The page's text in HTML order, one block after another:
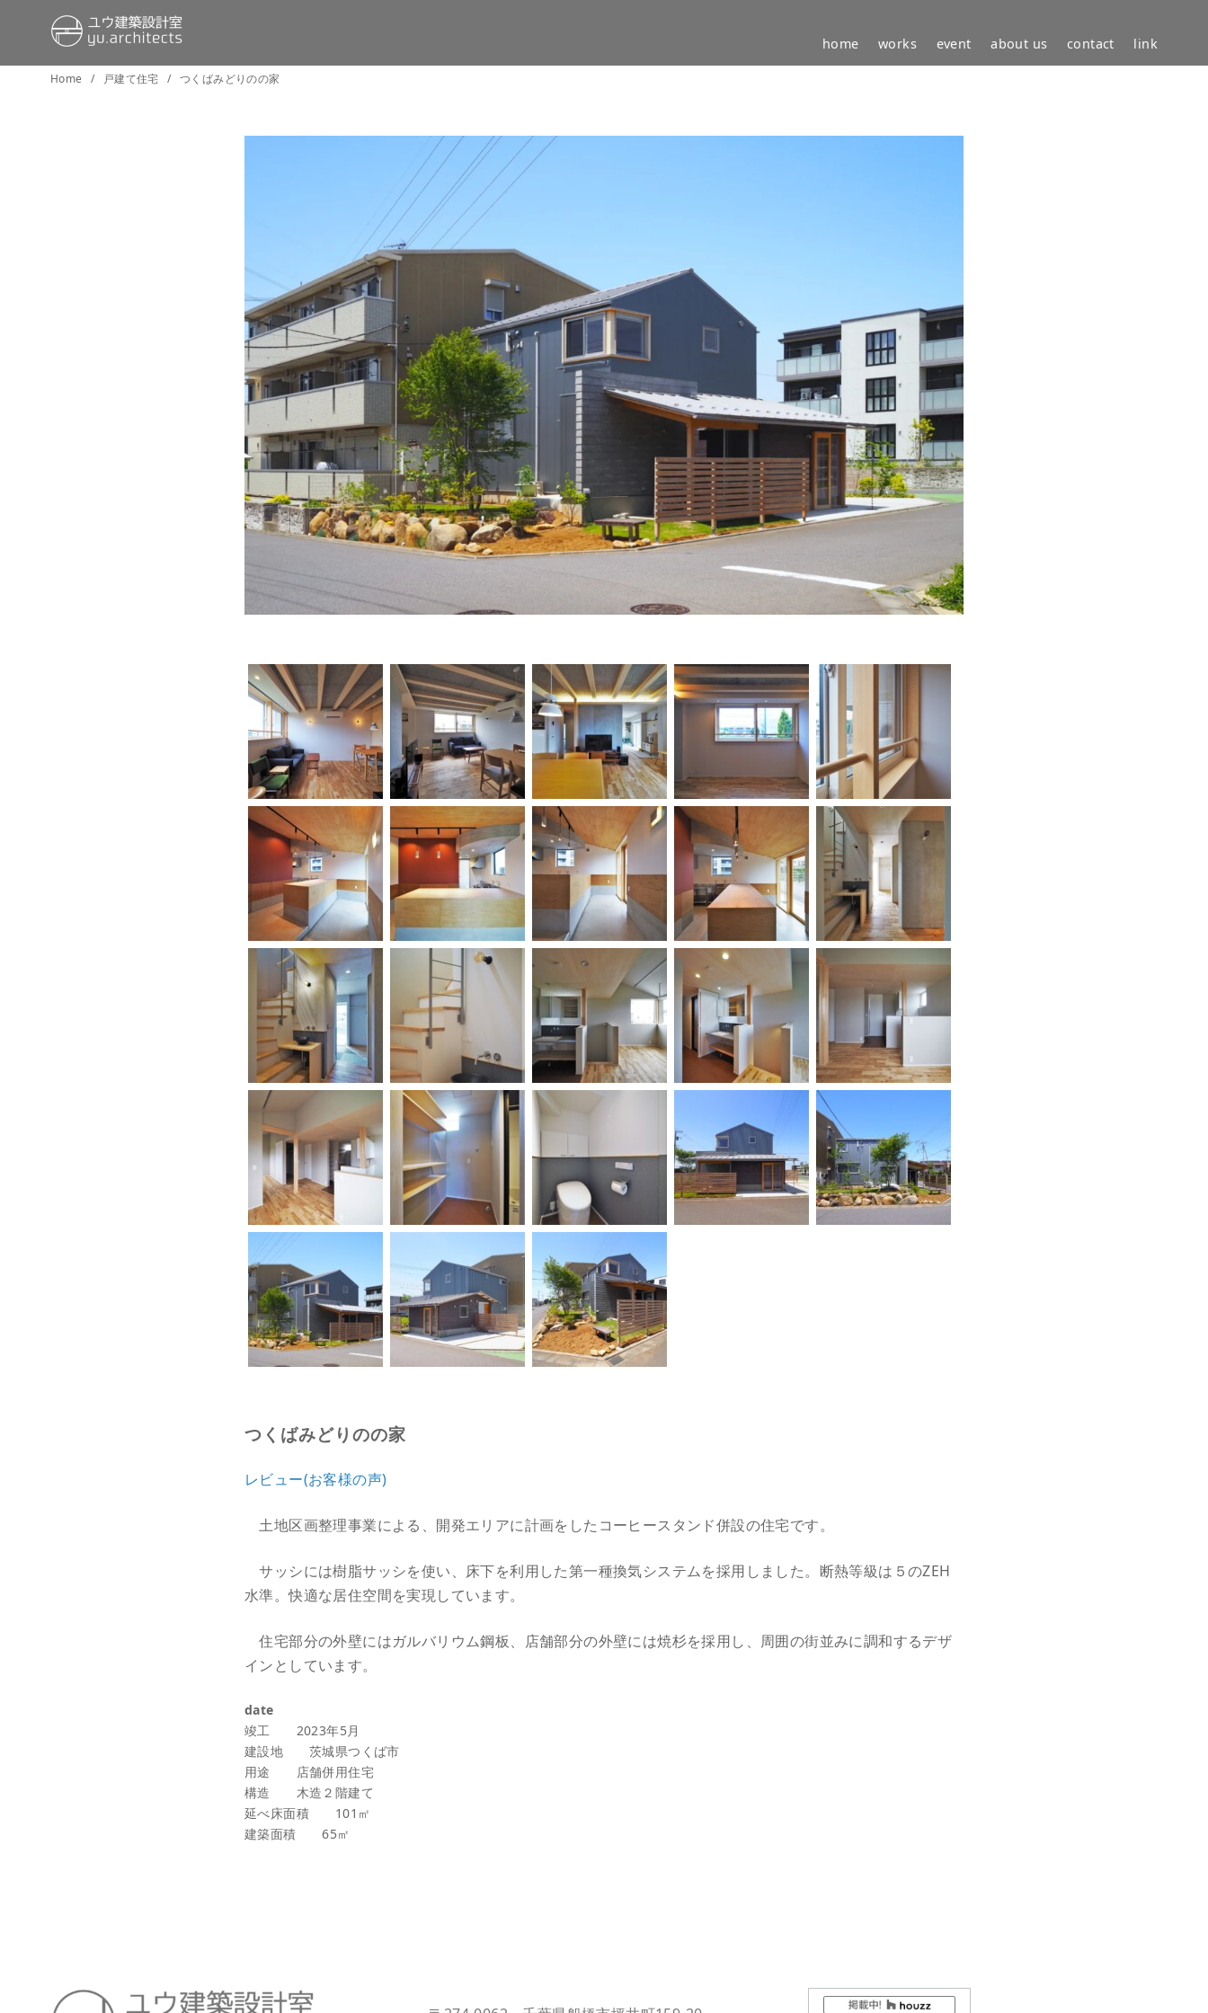
home works event about us contact link
Home 戸建て住宅 つくばみどりのの家
つくばみどりのの家
レビュー(お客様の声)
土地区画整理事業による、開発エリアに計画をしたコーヒースタンド併設の住宅です。
サッシには樹脂サッシを使い、床下を利用した第一種換気システムを採用しました。断熱等級は５のZEH
水準。快適な居住空間を実現しています。
住宅部分の外壁にはガルバリウム鋼板、店舗部分の外壁には焼杉を採用し、周囲の街並みに調和するデザ
インとしています。
date
竣工 2023年5月
建設地 茨城県つくば市
用途 店舗併用住宅
構造 木造２階建て
延べ床面積 101㎡
建築面積 65㎡